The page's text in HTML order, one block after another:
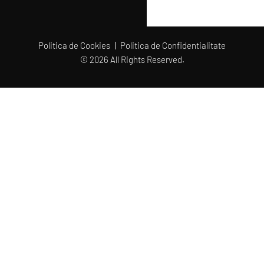
Politica de Cookies
Politica de Confidentialitate
© 2026 All Rights Reserved.